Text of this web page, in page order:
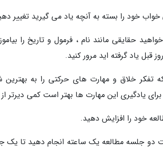
خواب خود را بسته به آنچه یاد می گیرید تغییر
حقایقی مانند نام ، فرمول و تاریخ را
قبل یاد گرفته اید مرور کنید.
تفکر خلاق و مهارت های حرکتی را به
برای یادگیری این مهارت ها بهتر است کمی دیرتر
خود را افزایش دهید.
دو جلسه مطالعه یک ساعته انجام دهید تا یک